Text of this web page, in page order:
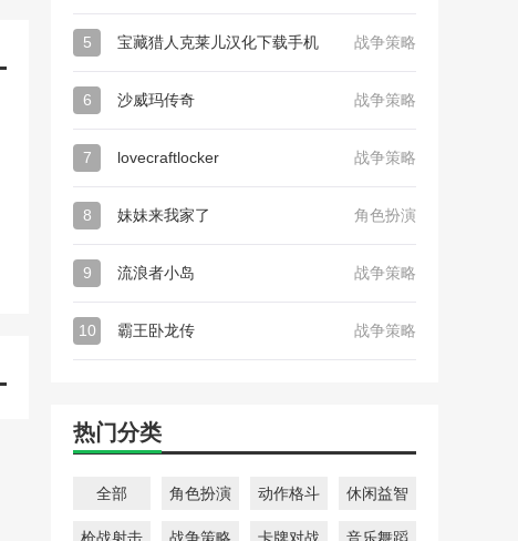
5 宝藏猎人克莱儿汉化下载手机 战争策略
6 沙威玛传奇 战争策略
7 lovecraftlocker 战争策略
8 妹妹来我家了 角色扮演
9 流浪者小岛 战争策略
10 霸王卧龙传 战争策略
热门分类
全部 角色扮演 动作格斗 休闲益智